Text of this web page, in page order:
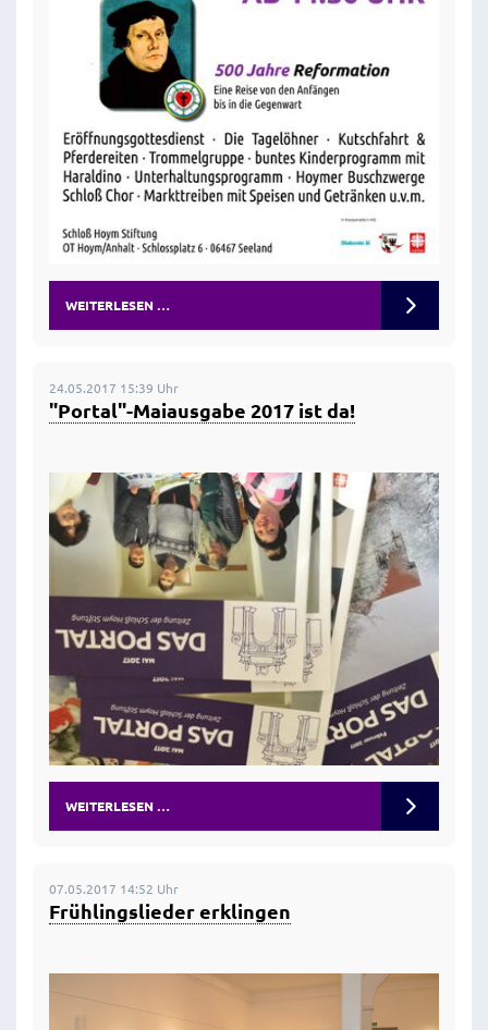
WEITERLESEN …
24.05.2017 15:39 Uhr
"Portal"-Maiausgabe 2017 ist da!
WEITERLESEN …
07.05.2017 14:52 Uhr
Frühlingslieder erklingen